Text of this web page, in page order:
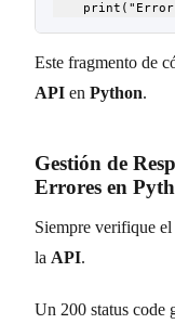
Este fragmento de
API en Python.
Gestión de
Errores en
Siempre verifique el
la API.
Un 200 status code